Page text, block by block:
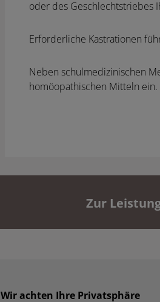
oder des Geschlechtstriebes
Erforderliche Kastrationen
Neben schulmedizinischen
homöopathischen Mitteln ein.
Zur
Wir achten Ihre Privatsphäre